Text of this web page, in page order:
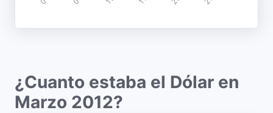
¿Cuanto estaba el Dólar en
Marzo 2012?